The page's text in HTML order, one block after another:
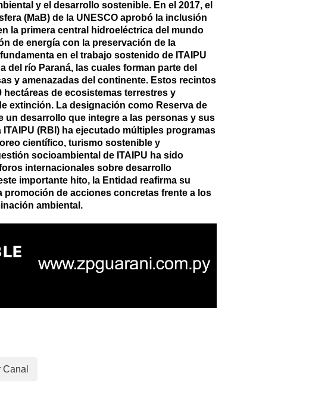
y el desarrollo sostenible. En el 2017, el
(MaB) de la UNESCO aprobó la inclusión
la primera central hidroeléctrica del mundo
de energía con la preservación de la
en el trabajo sostenido de ITAIPU
río Paraná, las cuales forman parte del
y amenazadas del continente. Estos recintos
hectáreas de ecosistemas terrestres y
extinción. La designación como Reserva de
un desarrollo que integre a las personas y sus
(RBI) ha ejecutado múltiples programas
científico, turismo sostenible y
socioambiental de ITAIPU ha sido
internacionales sobre desarrollo
importante hito, la Entidad reafirma su
promoción de acciones concretas frente a los
ambiental.